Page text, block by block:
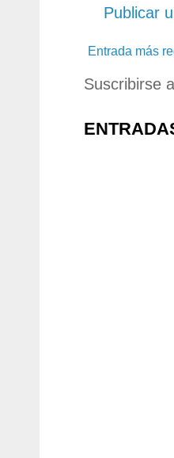
Publicar
Entrada más
Suscribirse